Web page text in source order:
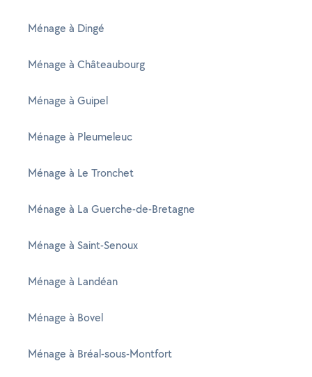
Ménage à Dingé
Ménage à Châteaubourg
Ménage à Guipel
Ménage à Pleumeleuc
Ménage à Le Tronchet
Ménage à La Guerche-de-Bretagne
Ménage à Saint-Senoux
Ménage à Landéan
Ménage à Bovel
Ménage à Bréal-sous-Montfort